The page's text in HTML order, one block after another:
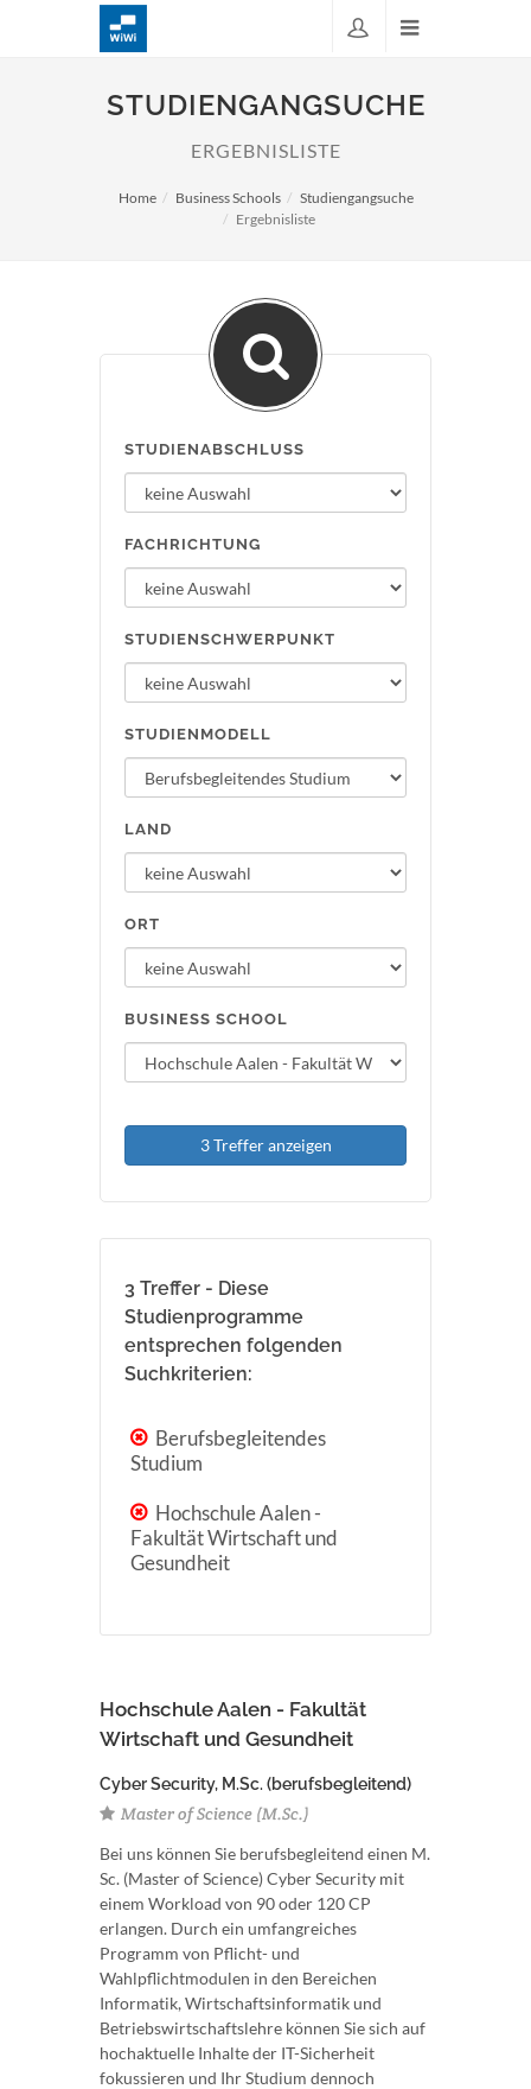
STUDIENGANGSUCHE
ERGEBNISLISTE
Home Business Schools
Studiengangsuche
Ergebnisliste
STUDIENABSCHLUSS
FACHRICHTUNG
STUDIENSCHWERPUNKT
STUDIENMODELL
LAND
ORT
BUSINESS SCHOOL
3 Treffer anzeigen
3 Treffer - Diese
Studienprogramme
entsprechen folgenden
Suchkriterien:
Berufsbegleitendes
Studium
Hochschule Aalen -
Fakultät Wirtschaft und
Gesundheit
Hochschule Aalen - Fakultät
Wirtschaft und Gesundheit
Cyber Security, M.Sc. (berufsbegleitend)
Master of Science (M.Sc.)
Bei uns können Sie berufsbegleitend einen M.
Sc. (Master of Science) Cyber Security mit
einem Workload von 90 oder 120 CP
erlangen. Durch ein umfangreiches
Programm von Pflicht- und
Wahlpflichtmodulen in den Bereichen
Informatik, Wirtschaftsinformatik und
Betriebswirtschaftslehre können Sie sich auf
hochaktuelle Inhalte der IT-Sicherheit
fokussieren und Ihr Studium dennoch